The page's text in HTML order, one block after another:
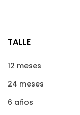
TALLE
12 meses
24 meses
6 años